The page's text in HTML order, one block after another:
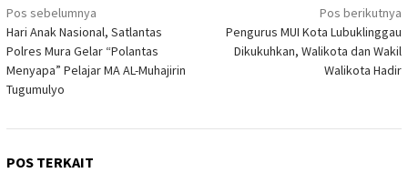
Navigasi
pos
Pos sebelumnya
Hari Anak Nasional, Satlantas
Polres Mura Gelar “Polantas
Menyapa” Pelajar MA AL-Muhajirin
Tugumulyo
Pos berikutnya
Pengurus MUI Kota Lubuklinggau
Dikukuhkan, Walikota dan Wakil
Walikota Hadir
POS TERKAIT